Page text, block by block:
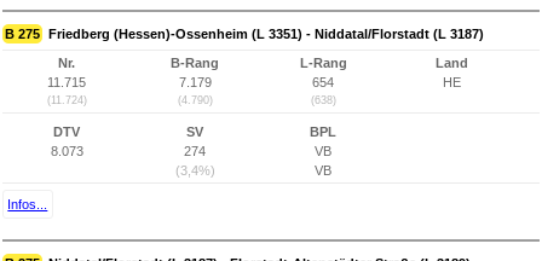
B 275 Friedberg (Hessen)-Ossenheim (L 3351) - Niddatal/Florstadt (L 3187)
Nr.
11.715
(11.724)
B-Rang
7.179
(4.790)
L-Rang
654
(638)
Land
HE
DTV
8.073
SV
274
(3,4%)
BPL
VB
VB
Infos...